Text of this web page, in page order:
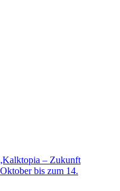
– Zukunft
bis zum 14.